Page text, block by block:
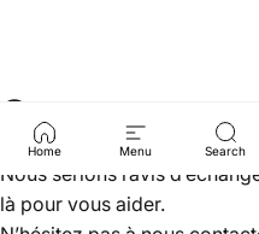
Home Menu Search
Contactez-nous
Nous serions ravis
là pour vous aider.